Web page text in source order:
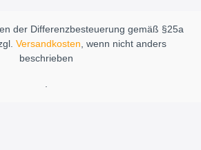
der Differenzbesteuerung gemäß §25a
Versandkosten, wenn nicht anders
beschrieben
.